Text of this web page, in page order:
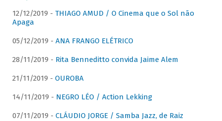
12/12/2019 - THIAGO AMUD / O Cinema que o Sol não
Apaga
05/12/2019 - ANA FRANGO ELÉTRICO
28/11/2019 - Rita Benneditto convida Jaime Alem
21/11/2019 - OUROBA
14/11/2019 - NEGRO LÉO / Action Lekking
07/11/2019 - CLÁUDIO JORGE / Samba Jazz, de Raiz